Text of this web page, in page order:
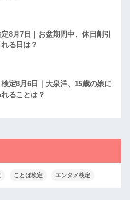
8月7日｜お盆期間中、休日割引
る日は？
定8月6日｜大泉洋、15歳の娘に
ることは？
ことば検定 エンタメ検定